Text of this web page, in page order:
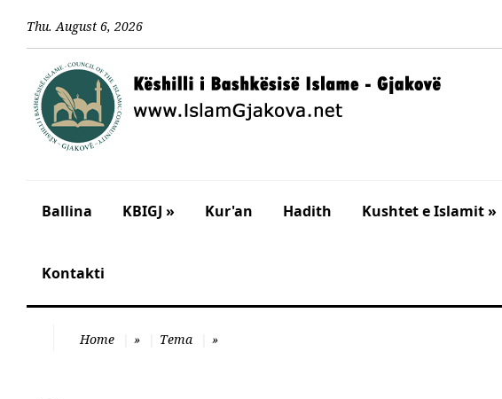
Thu. August 6, 2026
Ballina KBIGJ » Kur'an Hadith Kushtet e Islamit »
Kontakti
Home » Tema »